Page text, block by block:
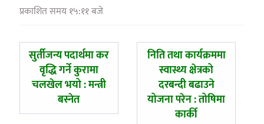
प्रकाशित समय १५:११ बजे
पछिल्लाे
सुर्तीजन्य पदार्थमा कर
वृद्धि गर्ने कुरामा
चलखेल भयो : मन्त्री
बस्नेत
अघिल्लाे
निति तथा कार्यक्रममा
स्वास्थ्य क्षेत्रको
दरबन्दी बढाउने
योजना परेन : तोषिमा
कार्की